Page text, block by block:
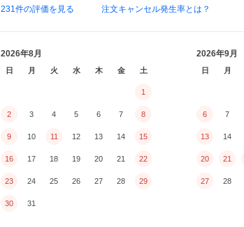
231件の評価を見る 注文キャンセル発生率とは？
2026年8月
日 月 火 水 木 金 土
1
2 3 4 5 6 7 8
9 10 11 12 13 14 15
16 17 18 19 20 21 22
23 24 25 26 27 28 29
30 31
2026年9月
日 月
6 7
13 14
20 21
27 28